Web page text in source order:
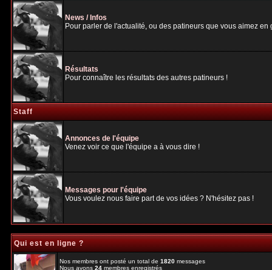
News / Infos
Pour parler de l'actualité, ou des patineurs que vous aimez
Résultats
Pour connaître les résultats des autres patineurs !
Staff
Annonces de l'équipe
Venez voir ce que l'équipe a à vous dire !
Messages pour l'équipe
Vous voulez nous faire part de vos idées ? N'hésitez pas !
Qui est en ligne ?
Nos membres ont posté un total de1820messages
Nous avons24membres enregistrés